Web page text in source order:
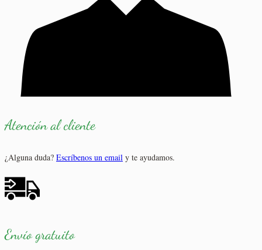
Atención al cliente
¿Alguna duda? Escríbenos un email y te ayudamos.
Envío gratuito